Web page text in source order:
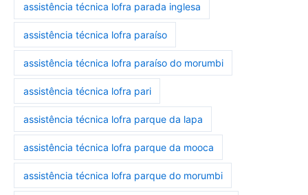
assistência técnica lofra parada inglesa
assistência técnica lofra paraíso
assistência técnica lofra paraíso do morumbi
assistência técnica lofra pari
assistência técnica lofra parque da lapa
assistência técnica lofra parque da mooca
assistência técnica lofra parque do morumbi